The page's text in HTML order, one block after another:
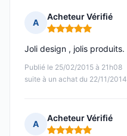
A
Acheteur Vérifié
Note : 5 sur 5
Publié le 25/02/2015 à 21h08
suite à un achat du 22/11/2014
Joli design , jolis produits.
A
Acheteur Vérifié